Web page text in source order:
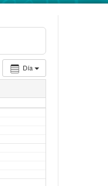
Día